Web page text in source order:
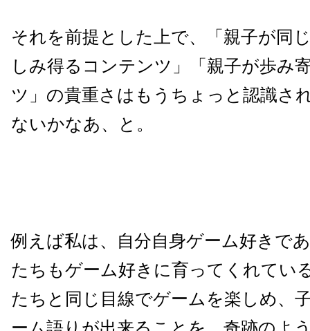
それを前提とした上で、「親子が同
しみ得るコンテンツ」「親子が歩み
ツ」の貴重さはもうちょっと認識さ
ないかなあ、と。
例えば私は、自分自身ゲーム好きで
たちもゲーム好きに育ってくれてい
たちと同じ目線でゲームを楽しめ、